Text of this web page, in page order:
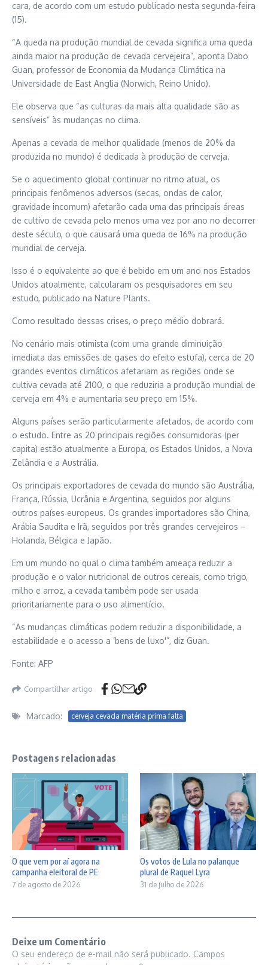
cara, de acordo com um estudo publicado nesta segunda-feira
(15).
“A queda na produção mundial de cevada significa uma queda
ainda maior na produção de cevada cervejeira”, aponta Dabo
Guan, professor de Economia da Mudança Climática na
Universidade de East Anglia (Norwich, Reino Unido).
Ele observa que “as culturas da mais alta qualidade são as
sensíveis” às mudanças no clima.
Apenas a cevada de melhor qualidade (menos de 20% da
produzida no mundo) é dedicada à produção de cerveja.
Se o aquecimento global continuar no ritmo atual, os
principais fenômenos adversos (secas, ondas de calor,
gravidade incomum) afetarão cada uma das principais áreas
de cultivo de cevada pelo menos uma vez por ano no decorrer
deste século, o que causará uma queda de 16% na produção
mundial de cerveja.
Isso é o equivalente ao que é bebido em um ano nos Estados
Unidos atualmente, calcularam os pesquisadores em seu
estudo, publicado na Nature Plants.
Como resultado dessas crises, o preço médio dobrará.
No cenário mais otimista (com uma grande diminuição
imediata das emissões de gases do efeito estufa), cerca de 20
grandes eventos climáticos afetariam as regiões onde se
cultiva cevada até 2100, o que reduziria a produção mundial de
cerveja em 4% e aumentaria seu preço em 15%.
Alguns países serão particularmente afetados, de acordo com
o estudo. Entre as 20 principais regiões consumidoras (per
capita) estão atualmente a Europa, os Estados Unidos, a Nova
Zelândia e a Austrália.
Os principais exportadores de cevada do mundo são Austrália,
França, Rússia, Ucrânia e Argentina, seguidos por alguns
outros países europeus. Os grandes importadores são China,
Arábia Saudita e Irã, seguidos por três grandes cervejeiros –
Holanda, Bélgica e Japão.
Em um mundo no qual o clima também ameaça reduzir a
produção e o valor nutricional de outros cereais, como trigo,
milho e arroz, a cevada também pode ser usada
prioritariamente para o uso alimentício.
“As mudanças climáticas podem reduzir a disponibilidade, a
estabilidade e o acesso a ‘bens de luxo'”, diz Guan.
Fonte: AFP
Compartilhar artigo
Marcado: cerveja cevada matéria prima falta
Postagens relacionadas
O que vem por aí agora na
campanha eleitoral de PE
7 de agosto de 2026
Os votos de Lula no palanque
plural de Raquel Lyra
31 de julho de 2026
Deixe um Comentário
O seu endereço de e-mail não será publicado. Campos